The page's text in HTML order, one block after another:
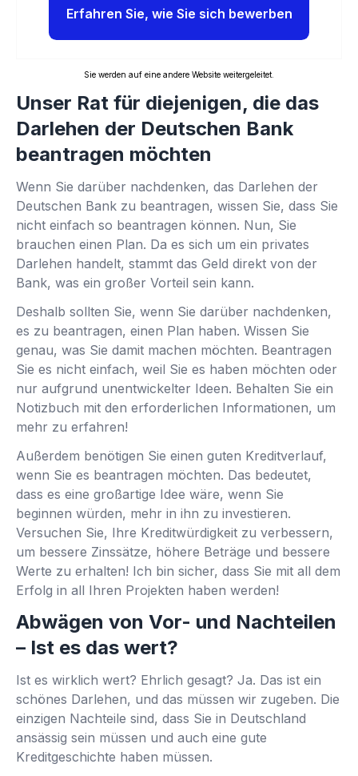
Erfahren Sie, wie Sie sich bewerben
Sie werden auf eine andere Website weitergeleitet.
Unser Rat für diejenigen, die das
Darlehen der Deutschen Bank
beantragen möchten
Wenn Sie darüber nachdenken, das Darlehen der
Deutschen Bank zu beantragen, wissen Sie, dass Sie
nicht einfach so beantragen können. Nun, Sie
brauchen einen Plan. Da es sich um ein privates
Darlehen handelt, stammt das Geld direkt von der
Bank, was ein großer Vorteil sein kann.
Deshalb sollten Sie, wenn Sie darüber nachdenken,
es zu beantragen, einen Plan haben. Wissen Sie
genau, was Sie damit machen möchten. Beantragen
Sie es nicht einfach, weil Sie es haben möchten oder
nur aufgrund unentwickelter Ideen. Behalten Sie ein
Notizbuch mit den erforderlichen Informationen, um
mehr zu erfahren!
Außerdem benötigen Sie einen guten Kreditverlauf,
wenn Sie es beantragen möchten. Das bedeutet,
dass es eine großartige Idee wäre, wenn Sie
beginnen würden, mehr in ihn zu investieren.
Versuchen Sie, Ihre Kreditwürdigkeit zu verbessern,
um bessere Zinssätze, höhere Beträge und bessere
Werte zu erhalten! Ich bin sicher, dass Sie mit all dem
Erfolg in all Ihren Projekten haben werden!
Abwägen von Vor- und Nachteilen
– Ist es das wert?
Ist es wirklich wert? Ehrlich gesagt? Ja. Das ist ein
schönes Darlehen, und das müssen wir zugeben. Die
einzigen Nachteile sind, dass Sie in Deutschland
ansässig sein müssen und auch eine gute
Kreditgeschichte haben müssen.